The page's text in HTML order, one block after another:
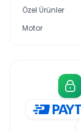
Özel Ürünler
Motor